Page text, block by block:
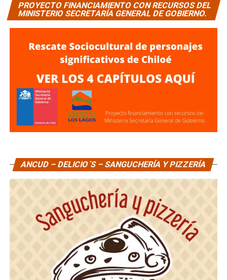
PROYECTO FINANCIAMIENTO CON RECURSOS DEL
MINISTERIO SECRETARÍA GENERAL DE GOBIERNO.
ANCUD – DELICIO´S – SANGUCHERÍA Y PIZZERÍA